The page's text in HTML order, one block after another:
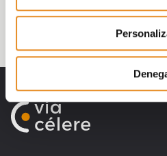
Españaen supromoción